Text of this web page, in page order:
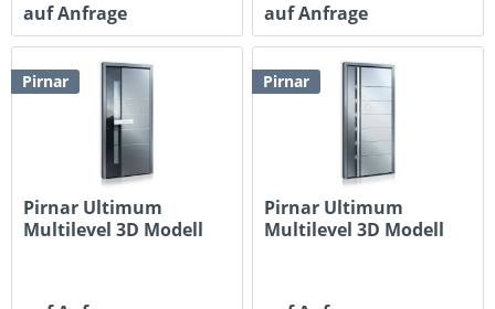
auf Anfrage auf Anfrage
Pirnar
Pirnar Ultimum
Multilevel 3D Modell
Pirnar
Pirnar Ultimum
Multilevel 3D Modell